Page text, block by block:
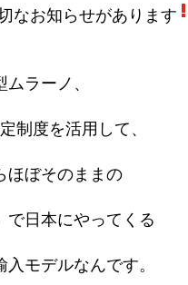
なお知らせがあります
ラーノ、
制度を活用して、
ほぼそのままの
で日本にやってくる
モデルなんです。